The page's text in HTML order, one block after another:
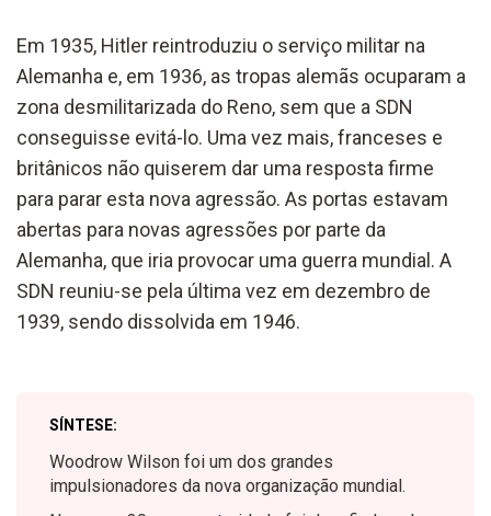
Em 1935, Hitler reintroduziu o serviço militar na
Alemanha e, em 1936, as tropas alemãs ocuparam a
zona desmilitarizada do Reno, sem que a SDN
conseguisse evitá-lo. Uma vez mais, franceses e
britânicos não quiserem dar uma resposta firme
para parar esta nova agressão. As portas estavam
abertas para novas agressões por parte da
Alemanha, que iria provocar uma guerra mundial. A
SDN reuniu-se pela última vez em dezembro de
1939, sendo dissolvida em 1946.
SÍNTESE:
Woodrow Wilson foi um dos grandes
impulsionadores da nova organização mundial.